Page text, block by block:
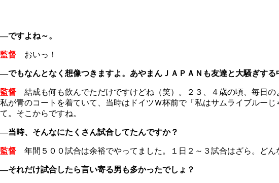
―ですよね～。
監督 おいっ！
―でもなんとなく想像つきますよ。あやまんＪＡＰＡＮも友達と大騒ぎする
監督 結成も何も飲んでただけですけどね（笑）。２３、４歳の頃、毎日
私が青のコートを着ていて、当時はドイツＷ杯前で「私はサムライブルー
て。そこからですね。
―当時、そんなにたくさん試合してたんですか？
監督 年間５００試合は余裕でやってました。１日２～３試合はざら。どん
―それだけ試合したら言い寄る男も多かったでしょ？